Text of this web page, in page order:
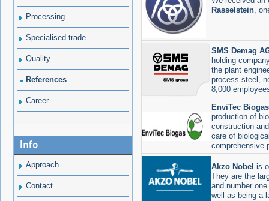
Processing
Specialised trade
Quality
References
Career
Info
Approach
Contact
Rasselstein,
SMS Demag
holding
the plant
process steel,
8,000
EnviTec
production of
construction
care of
comprehensive
Akzo Nobel is
They are the
and number
well as being a
Wir haben es geschafft!
Großauftrag von SMS in nur 2